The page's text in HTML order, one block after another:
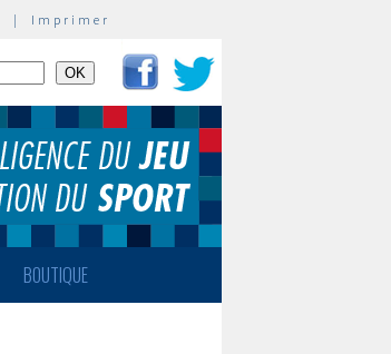
| Imprimer
BOUTIQUE